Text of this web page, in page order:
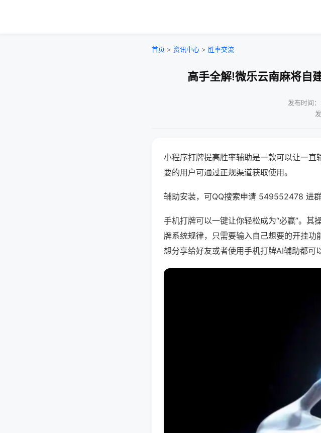
首页 > 资讯中心 > 胜率交流
高手全解!微乐云南麻将自
发布时间
小程序打牌提高胜率辅助是一款可以让一直
要的用户可通过正规渠道获取使用。
辅助安装，可QQ搜索申请 549552478 进
手机打牌可以一键让你轻松成为“必赢”。
牌系统规律，只需要输入自己想要的开挂
想分享给好友或者使用手机打牌AI辅助都可